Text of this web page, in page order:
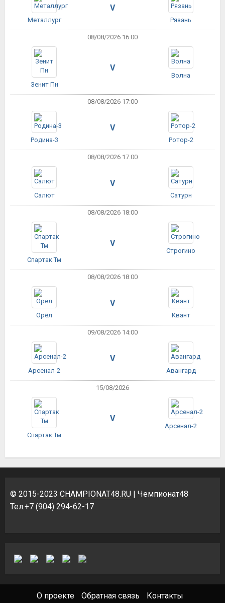
Металлург
V
Рязань
08/08/2026 16:00
Зенит Пн
V
Волна
08/08/2026 17:00
Родина-3
V
Ротор-2
08/08/2026 17:00
Салют
V
Сатурн
08/08/2026 18:00
Спартак Тм
V
Строгино
08/08/2026 18:00
Орёл
V
Квант
09/08/2026 14:00
Арсенал-2
V
Авангард
15/08/2026
Спартак Тм
V
Арсенал-2
© 2015-2023 CHAMPIONAT48.RU | Чемпионат48
Тел.+7 (904) 294-62-17
О проекте Обратная связь Контакты